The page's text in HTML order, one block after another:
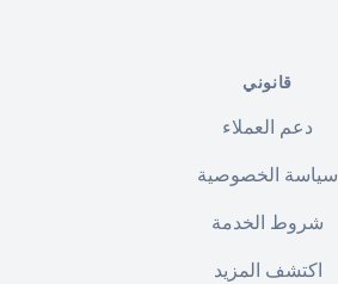
قانوني
دعم العملاء
سياسة الخصوصية
شروط الخدمة
اكتشف المزيد